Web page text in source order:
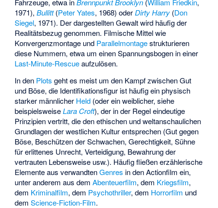
Fahrzeuge, etwa inBrennpunkt Brooklyn (William Friedkin,
1971),Bullitt(Peter Yates, 1968) oderDirty Harry (Don
Siegel, 1971). Der dargestellten Gewalt wird häufig der
Realitätsbezug genommen. Filmische Mittel wie
Konvergenzmontage und Parallelmontagestrukturieren
diese Nummern, etwa um einen Spannungsbogen in einer
Last-Minute-Rescueaufzulösen.
In den Plots geht es meist um den Kampf zwischen Gut
und Böse, die Identifikationsfigur ist häufig ein physisch
starker männlicher Held (oder ein weiblicher, siehe
beispielsweiseLara Croft), der in der Regel eindeutige
Prinzipien vertritt, die den ethischen und weltanschaulichen
Grundlagen der westlichen Kultur entsprechen (Gut gegen
Böse, Beschützen der Schwachen, Gerechtigkeit, Sühne
für erlittenes Unrecht, Verteidigung, Bewahrung der
vertrauten Lebensweise usw.). Häufig fließen erzählerische
Elemente aus verwandtenGenres in den Actionfilm ein,
unter anderem aus demAbenteuerfilm, dem Kriegsfilm,
dem Kriminalfilm, dem Psychothriller, dem Horrorfilm und
demScience-Fiction-Film.